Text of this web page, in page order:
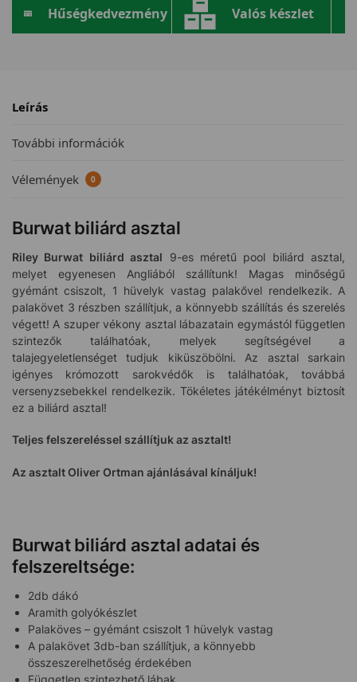
Hűségkedvezmény Valós készlet
Leírás
További információk
Vélemények 0
Burwat biliárd asztal
Riley Burwat biliárd asztal 9-es méretű pool biliárd asztal,
melyet egyenesen Angliából szállítunk! Magas minőségű
gyémánt csiszolt, 1 hüvelyk vastag palakővel rendelkezik. A
palakövet 3 részben szállítjuk, a könnyebb szállítás és szerelés
végett! A szuper vékony asztal lábazatain egymástól független
szintezők találhatóak, melyek segítségével a
talajegyeletlenséget tudjuk kiküszöbölni. Az asztal sarkain
igényes krómozott sarokvédők is találhatóak, továbbá
versenyzsebekkel rendelkezik. Tökéletes játékélményt biztosít
ez a biliárd asztal!
Teljes felszereléssel szállítjuk az asztalt!
Az asztalt Oliver Ortman ajánlásával kínáljuk!
Burwat biliárd asztal adatai és
felszereltsége:
2db dákó
Aramith golyókészlet
Palaköves – gyémánt csiszolt 1 hüvelyk vastag
A palakövet 3db-ban szállítjuk, a könnyebb
összeszerelhetőség érdekében